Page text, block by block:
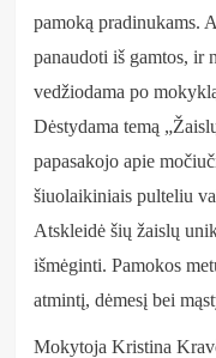
pamoką pradinukams.
panaudoti iš gamtos, ir
vedžiodama po
Dėstydama temą
papasakojo apie
šiuolaikiniais pulteliu
Atskleidė šių žaislų
išmėginti. Pamokos
atmintį, dėmesį bei
Mokytoja Kristina